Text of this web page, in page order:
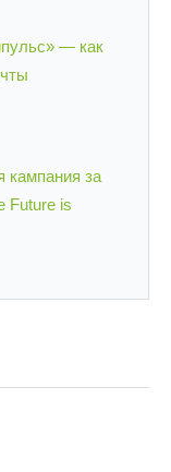
— как
кампания за
Future is